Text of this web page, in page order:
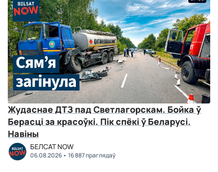
Жудаснае ДТЗ пад Светлагорскам. Бойка ў
Берасці за красоўкі. Пік спёкі ў Беларусі.
Навіны
БЕЛСАТ NOW
06.08.2026 16 887 праглядаў